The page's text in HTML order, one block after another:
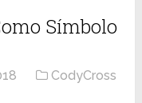
Símbolo
CodyCross